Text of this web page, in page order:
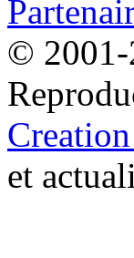
© 2001-
et